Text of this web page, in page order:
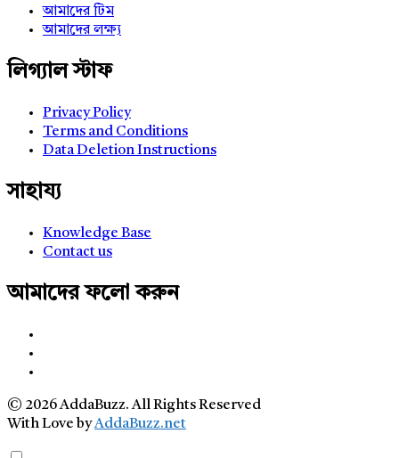
আমাদের টিম
আমাদের লক্ষ্য
লিগ্যাল স্টাফ
Privacy Policy
Terms and Conditions
Data Deletion Instructions
সাহায্য
Knowledge Base
Contact us
আমাদের ফলো করুন
© 2026 AddaBuzz. All Rights Reserved
With Love byAddaBuzz.net